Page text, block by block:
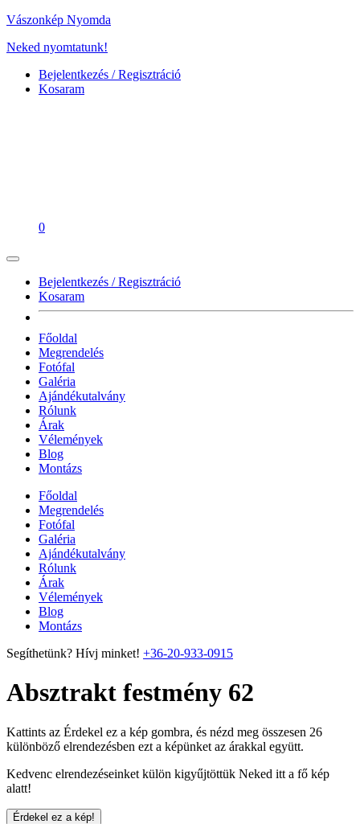
Vászonkép Nyomda
Neked nyomtatunk!
Bejelentkezés / Regisztráció
Kosaram
0
Bejelentkezés / Regisztráció
Kosaram
Főoldal
Megrendelés
Fotófal
Galéria
Ajándékutalvány
Rólunk
Árak
Vélemények
Blog
Montázs
Főoldal
Megrendelés
Fotófal
Galéria
Ajándékutalvány
Rólunk
Árak
Vélemények
Blog
Montázs
Segíthetünk? Hívj minket! +36-20-933-0915
Absztrakt festmény 62
Kattints az Érdekel ez a kép gombra, és nézd meg összesen 26
különböző elrendezésben ezt a képünket az árakkal együtt.
Kedvenc elrendezéseinket külön kigyűjtöttük Neked itt a fő kép
alatt!
Érdekel ez a kép!